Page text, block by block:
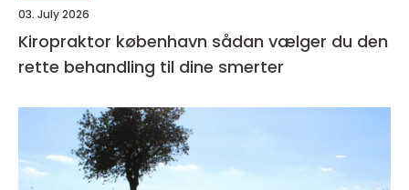
03. July 2026
Kiropraktor københavn sådan vælger du den
rette behandling til dine smerter